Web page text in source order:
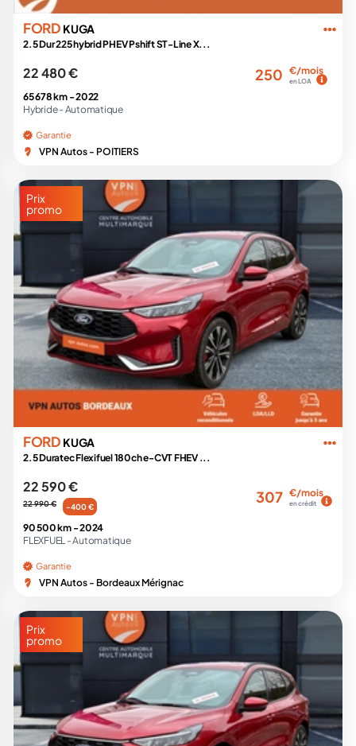
FORD KUGA
2.5 Dur 225 hybrid PHEV Pshift ST-Line X...
22 480 € 250 €/mois
en LOA
65 678 km -2022
Hybride - Automatique
Garantie
VPN Autos - POITIERS
Prix
promo
FORD KUGA
2.5 Duratec Flexifuel 180ch e-CVT FHEV ...
22 590 €
22 990 € -400 €
307 €/mois
en crédit
90 500 km -2024
FLEXFUEL -Automatique
Garantie
VPN Autos - Bordeaux Mérignac
Prix
promo